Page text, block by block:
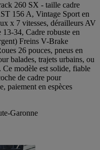
260 SX - taille cadre
156 A, Vintage Sport en
x 7 vitesses, dérailleurs AV
34, Cadre robuste en
Freins V-Brake
26 pouces, pneus en
balades, trajets urbains, ou
modèle est solide, fiable
de cadre pour
paiement en espèces
Garonne